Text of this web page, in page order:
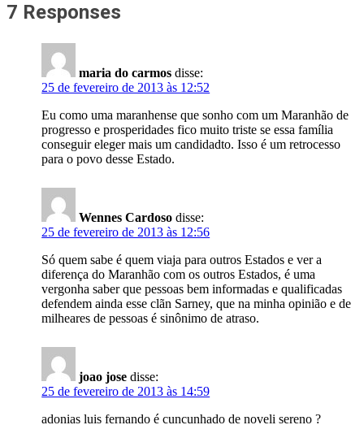
7 Responses
maria do carmos disse:
25 de fevereiro de 2013 às 12:52
Eu como uma maranhense que sonho com um Maranhão de
progresso e prosperidades fico muito triste se essa família
conseguir eleger mais um candidadto. Isso é um retrocesso
para o povo desse Estado.
Wennes Cardoso disse:
25 de fevereiro de 2013 às 12:56
Só quem sabe é quem viaja para outros Estados e ver a
diferença do Maranhão com os outros Estados, é uma
vergonha saber que pessoas bem informadas e qualificadas
defendem ainda esse clãn Sarney, que na minha opinião e de
milheares de pessoas é sinônimo de atraso.
joao jose disse:
25 de fevereiro de 2013 às 14:59
adonias luis fernando é cuncunhado de noveli sereno ?